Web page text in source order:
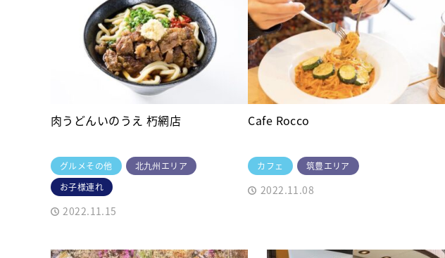
肉うどんいのうえ 朽網店
グルメその他
北九州エリア
お子様連れ
2022.11.15
Cafe Rocco
カフェ 筑豊エリア
2022.11.08